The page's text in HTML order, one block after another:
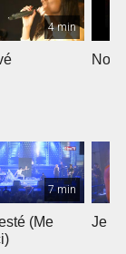
4 min
7 min
(Me
Je te